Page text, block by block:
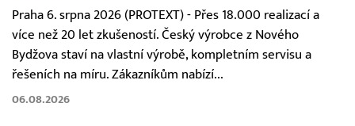
Praha 6. srpna 2026 (PROTEXT) - Přes 18.000 realizací a
více než 20 let zkušeností. Český výrobce z Nového
Bydžova staví na vlastní výrobě, kompletním servisu a
řešeních na míru. Zákazníkům nabízí...
06.08.2026